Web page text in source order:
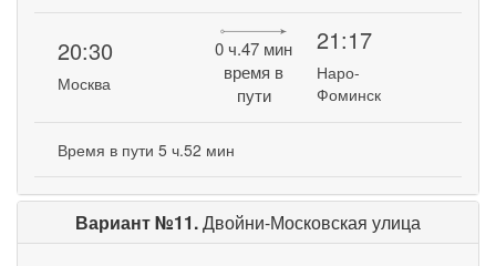
20:30
Москва
0 ч.47 мин
время в
пути
21:17
Наро-
Фоминск
Время в пути 5 ч.52 мин
Вариант №11.Двойни-Московская улица